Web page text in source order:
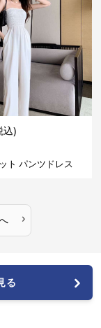
込)
ト パンツドレス
›
る